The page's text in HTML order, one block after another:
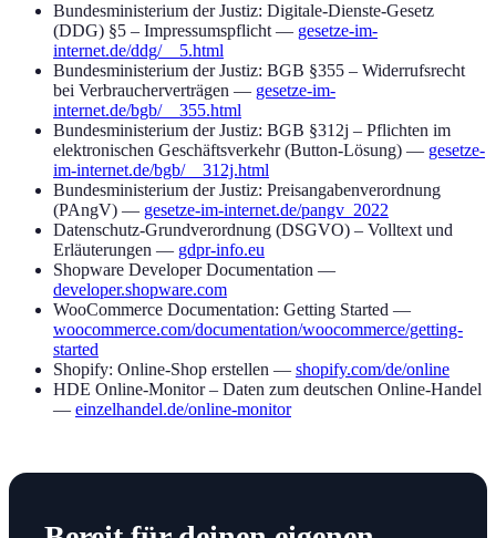
Bundesministerium der Justiz: Digitale-Dienste-Gesetz
(DDG) §5 – Impressumspflicht — gesetze-im-
internet.de/ddg/__5.html
Bundesministerium der Justiz: BGB §355 – Widerrufsrecht
bei Verbraucherverträgen — gesetze-im-
internet.de/bgb/__355.html
Bundesministerium der Justiz: BGB §312j – Pflichten im
elektronischen Geschäftsverkehr (Button-Lösung) — gesetze-
im-internet.de/bgb/__312j.html
Bundesministerium der Justiz: Preisangabenverordnung
(PAngV) — gesetze-im-internet.de/pangv_2022
Datenschutz-Grundverordnung (DSGVO) – Volltext und
Erläuterungen — gdpr-info.eu
Shopware Developer Documentation —
developer.shopware.com
WooCommerce Documentation: Getting Started —
woocommerce.com/documentation/woocommerce/getting-
started
Shopify: Online-Shop erstellen — shopify.com/de/online
HDE Online-Monitor – Daten zum deutschen Online-Handel
— einzelhandel.de/online-monitor